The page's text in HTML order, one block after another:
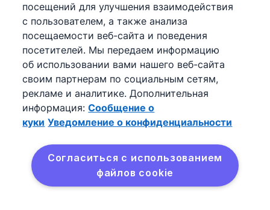
Что такое CRM?
Сравнение разных CRM
Ресурсы
Справочный центр
База знаний
Обучающий курс
Поддержка
посещений для улучшения взаимодействия
с пользователем, а также анализа
посещаемости веб-сайта и поведения
посетителей. Мы передаем информацию
об использовании вами нашего веб-сайта
своим партнерам по социальным сетям,
рекламе и аналитике. Дополнительная
информация: Сообщение о
куки Уведомление о конфиденциальности
Согласиться с использованием
файлов cookie